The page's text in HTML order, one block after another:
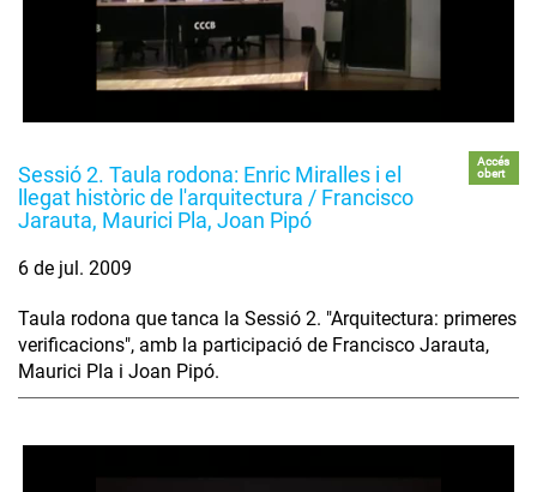
Sessió 2. Taula rodona: Enric Miralles i el
llegat històric de l'arquitectura / Francisco
Jarauta, Maurici Pla, Joan Pipó
Accés
obert
6 de jul. 2009
Taula rodona que tanca la Sessió 2. "Arquitectura: primeres
verificacions", amb la participació de Francisco Jarauta,
Maurici Pla i Joan Pipó.